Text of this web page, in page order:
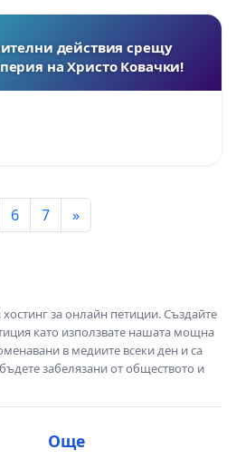
действия срещу
на Христо Ковачки!
6 7 »
за онлайн петиции. Създайте
като използвате нашата мощна
в медиите всеки ден и са
забелязани от обществото и
Още